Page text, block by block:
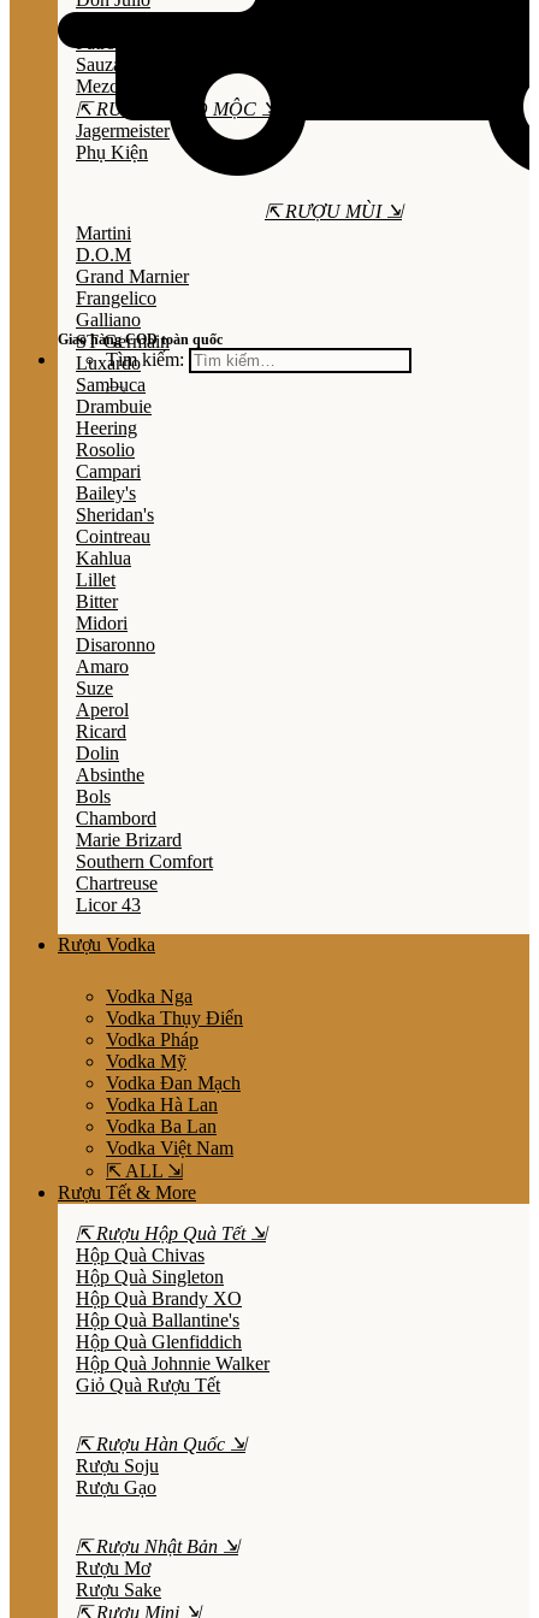
Giao hàng COD toàn quốc
Tìm kiếm:
Sauza
Mezcal
⇱ RƯỢU THẢO MỘC ⇲
Jagermeister
Phụ Kiện
⇱ RƯỢU MÙI ⇲
Martini
D.O.M
Grand Marnier
Frangelico
Galliano
ST Germain
Luxardo
Sambuca
Drambuie
Heering
Rosolio
Campari
Bailey's
Sheridan's
Cointreau
Kahlua
Lillet
Bitter
Midori
Disaronno
Amaro
Suze
Aperol
Ricard
Dolin
Absinthe
Bols
Chambord
Marie Brizard
Southern Comfort
Chartreuse
Licor 43
Rượu Vodka
Vodka Nga
Vodka Thụy Điển
Vodka Pháp
Vodka Mỹ
Vodka Đan Mạch
Vodka Hà Lan
Vodka Ba Lan
Vodka Việt Nam
⇱ ALL ⇲
Rượu Tết & More
⇱ Rượu Hộp Quà Tết ⇲
Hộp Quà Chivas
Hộp Quà Singleton
Hộp Quà Brandy XO
Hộp Quà Ballantine's
Hộp Quà Glenfiddich
Hộp Quà Johnnie Walker
Giỏ Quà Rượu Tết
⇱ Rượu Hàn Quốc ⇲
Rượu Soju
Rượu Gạo
⇱ Rượu Nhật Bản ⇲
Rượu Mơ
Rượu Sake
⇱ Rượu Mini ⇲